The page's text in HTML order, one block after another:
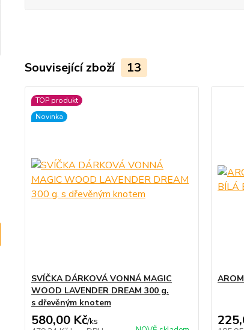
Související zboží 13
TOP produkt
Novinka
SVÍČKA DÁRKOVÁ VONNÁ MAGIC
WOOD LAVENDER DREAM 300 g.
s dřevěným knotem
580,00 Kč/ks